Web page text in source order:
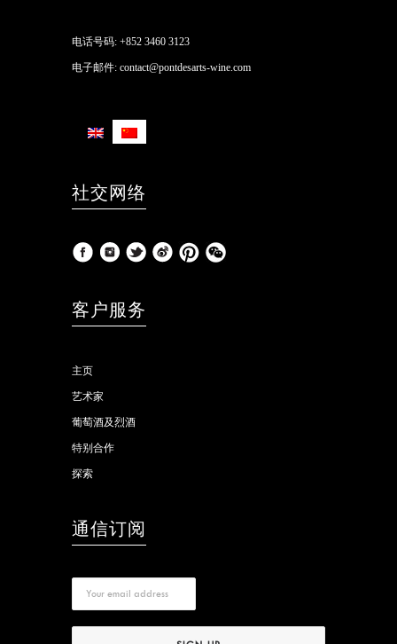
电话号码:+852 3460 3123
电子邮件:contact@pontdesarts-wine.com
社交网络
客户服务
主页
艺术家
葡萄酒及烈酒
特别合作
探索
通信订阅